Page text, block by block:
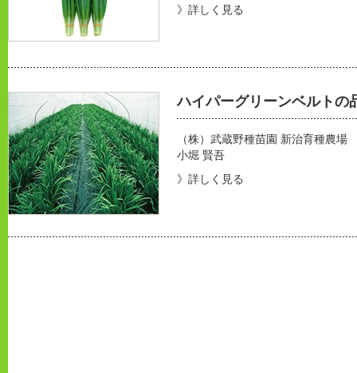
》詳しく見る
ハイパーグリーンベルトの
（株）武蔵野種苗園 新治育種農場
小堀 賢吾
》詳しく見る